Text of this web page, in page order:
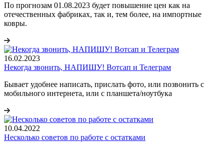
По прогнозам 01.08.2023 будет повышение цен как на
отечественных фабриках, так и, тем более, на импортные
ковры.
16.02.2023
Некогда звонить, НАПИШУ! Вотсап и Телеграм
Бывает удобнее написать, прислать фото, или позвонить с
мобильного интернета, или с планшета/ноутбука
10.04.2022
Несколько советов по работе с остатками